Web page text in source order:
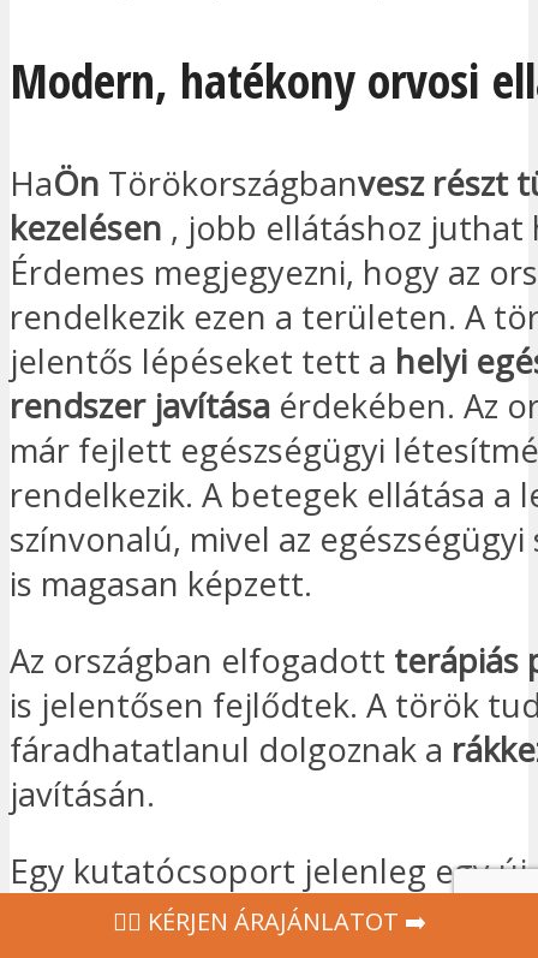
Modern, hatékony orvosi
HaÖn Törökországbanvesz részt
kezelésen , jobb ellátáshoz juthat
Érdemes megjegyezni, hogy az
rendelkezik ezen a területen. A
jelentős lépéseket tett a helyi
rendszer javítása érdekében. Az
már fejlett egészségügyi
rendelkezik. A betegek ellátása a
színvonalú, mivel az egészségügyi
is magasan képzett.
Az országban elfogadott terápiás
is jelentősen fejlődtek. A török
fáradhatatlanul dolgoznak a
javításán.
Egy kutatócsoport jelenleg egy új
kutat. Ezt atüdőrák kezelésére
‍👩‍⚕ KÉRJEN ÁRAJÁNLATOT ➡️